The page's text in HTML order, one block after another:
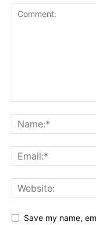
Save my name,